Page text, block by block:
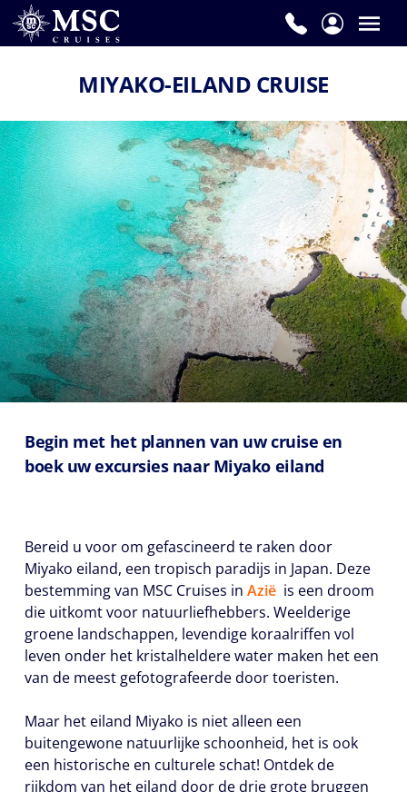
MIYAKO-EILAND CRUISE
Begin met het plannen van uw cruise en
boek uw excursies naar Miyako eiland
Bereid u voor om gefascineerd te raken door
Miyako eiland, een tropisch paradijs in Japan. Deze
bestemming van MSC Cruises in Azië is een droom
die uitkomt voor natuurliefhebbers. Weelderige
groene landschappen, levendige koraalriffen vol
leven onder het kristalheldere water maken het een
van de meest gefotografeerde door toeristen.
Maar het eiland Miyako is niet alleen een
buitengewone natuurlijke schoonheid, het is ook
een historische en culturele schat! Ontdek de
rijkdom van het eiland door de drie grote bruggen